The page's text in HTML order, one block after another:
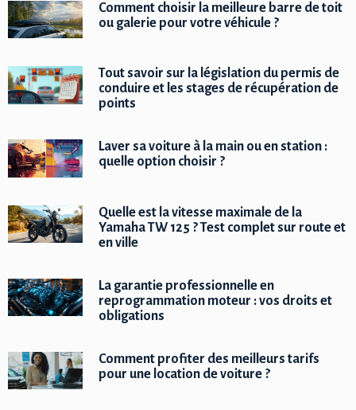
Comment choisir la meilleure barre de toit
ou galerie pour votre véhicule ?
Tout savoir sur la législation du permis de
conduire et les stages de récupération de
points
Laver sa voiture à la main ou en station :
quelle option choisir ?
Quelle est la vitesse maximale de la
Yamaha TW 125 ? Test complet sur route et
en ville
La garantie professionnelle en
reprogrammation moteur : vos droits et
obligations
Comment profiter des meilleurs tarifs
pour une location de voiture ?